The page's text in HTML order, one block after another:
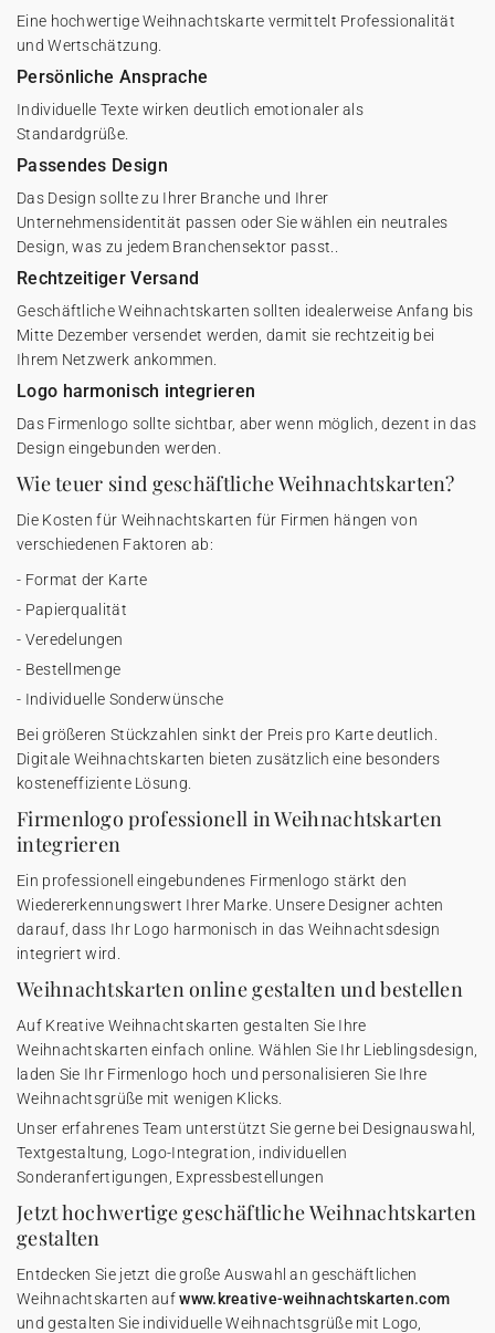
Eine hochwertige Weihnachtskarte vermittelt Professionalität
und Wertschätzung.
Persönliche Ansprache
Individuelle Texte wirken deutlich emotionaler als
Standardgrüße.
Passendes Design
Das Design sollte zu Ihrer Branche und Ihrer
Unternehmensidentität passen oder Sie wählen ein neutrales
Design, was zu jedem Branchensektor passt..
Rechtzeitiger Versand
Geschäftliche Weihnachtskarten sollten idealerweise Anfang bis
Mitte Dezember versendet werden, damit sie rechtzeitig bei
Ihrem Netzwerk ankommen.
Logo harmonisch integrieren
Das Firmenlogo sollte sichtbar, aber wenn möglich, dezent in das
Design eingebunden werden.
Wie teuer sind geschäftliche Weihnachtskarten?
Die Kosten für Weihnachtskarten für Firmen hängen von
verschiedenen Faktoren ab:
- Format der Karte
- Papierqualität
- Veredelungen
- Bestellmenge
- Individuelle Sonderwünsche
Bei größeren Stückzahlen sinkt der Preis pro Karte deutlich.
Digitale Weihnachtskarten bieten zusätzlich eine besonders
kosteneffiziente Lösung.
Firmenlogo professionell in Weihnachtskarten
integrieren
Ein professionell eingebundenes Firmenlogo stärkt den
Wiedererkennungswert Ihrer Marke. Unsere Designer achten
darauf, dass Ihr Logo harmonisch in das Weihnachtsdesign
integriert wird.
Weihnachtskarten online gestalten und bestellen
Auf Kreative Weihnachtskarten gestalten Sie Ihre
Weihnachtskarten einfach online. Wählen Sie Ihr Lieblingsdesign,
laden Sie Ihr Firmenlogo hoch und personalisieren Sie Ihre
Weihnachtsgrüße mit wenigen Klicks.
Unser erfahrenes Team unterstützt Sie gerne bei Designauswahl,
Textgestaltung, Logo-Integration, individuellen
Sonderanfertigungen, Expressbestellungen
Jetzt hochwertige geschäftliche Weihnachtskarten
gestalten
Entdecken Sie jetzt die große Auswahl an geschäftlichen
Weihnachtskarten aufwww.kreative-weihnachtskarten.com
und gestalten Sie individuelle Weihnachtsgrüße mit Logo,